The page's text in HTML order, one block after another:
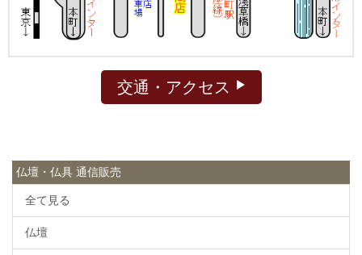
交通・アクセス
仏壇・仏具 通信販売
全て見る
仏壇